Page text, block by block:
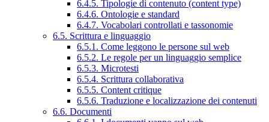
6.4.5. Tipologie di contenuto (content type)
6.4.6. Ontologie e standard
6.4.7. Vocabolari controllati e tassonomie
6.5. Scrittura e linguaggio
6.5.1. Come leggono le persone sul web
6.5.2. Le regole per un linguaggio semplice
6.5.3. Microtesti
6.5.4. Scrittura collaborativa
6.5.5. Content critique
6.5.6. Traduzione e localizzazione dei contenuti
6.6. Documenti